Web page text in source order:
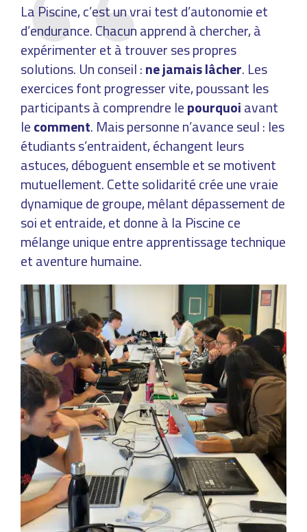
La Piscine, c’est un vrai test d’autonomie et
d’endurance. Chacun apprend à chercher, à
expérimenter et à trouver ses propres
solutions. Un conseil :ne jamais lâcher. Les
exercices font progresser vite, poussant les
participants à comprendre lepourquoiavant
lecomment. Mais personne n’avance seul : les
étudiants s’entraident, échangent leurs
astuces, déboguent ensemble et se motivent
mutuellement. Cette solidarité crée une vraie
dynamique de groupe, mêlant dépassement de
soi et entraide, et donne à la Piscine ce
mélange unique entre apprentissage technique
et aventure humaine.